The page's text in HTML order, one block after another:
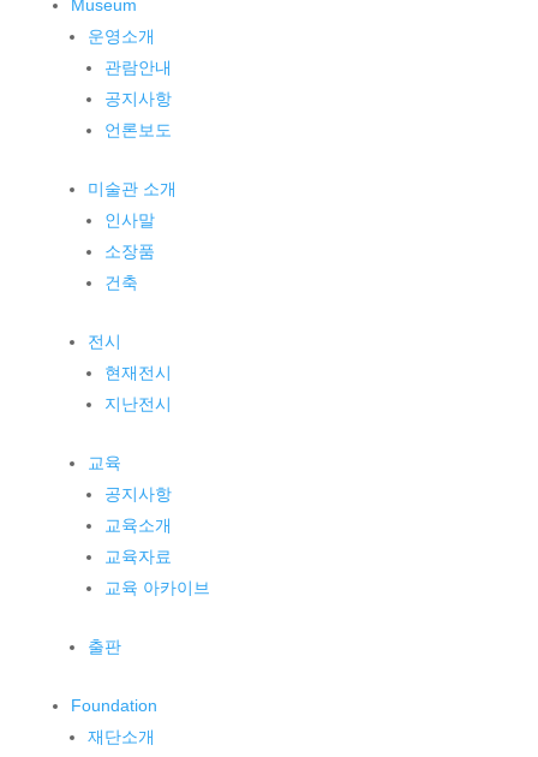
Museum
운영소개
관람안내
공지사항
언론보도
미술관 소개
인사말
소장품
건축
전시
현재전시
지난전시
교육
공지사항
교육소개
교육자료
교육 아카이브
출판
Foundation
재단소개